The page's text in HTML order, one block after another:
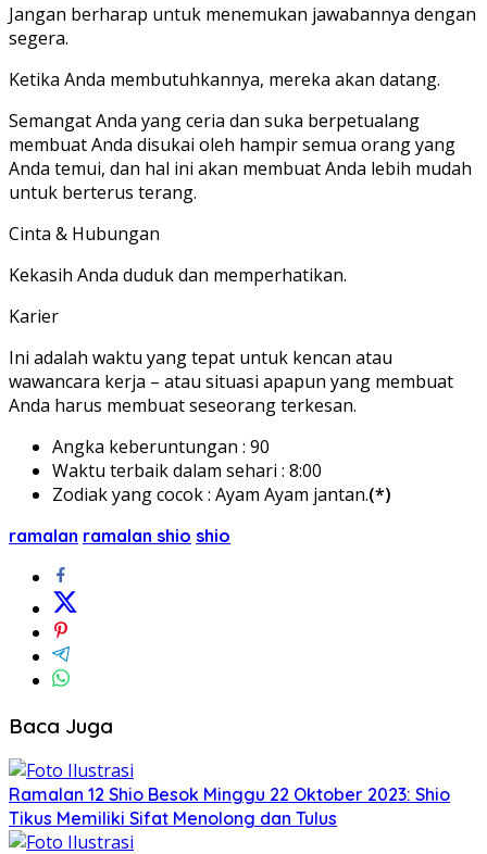
Jangan berharap untuk menemukan jawabannya dengan
segera.
Ketika Anda membutuhkannya, mereka akan datang.
Semangat Anda yang ceria dan suka berpetualang
membuat Anda disukai oleh hampir semua orang yang
Anda temui, dan hal ini akan membuat Anda lebih mudah
untuk berterus terang.
Cinta & Hubungan
Kekasih Anda duduk dan memperhatikan.
Karier
Ini adalah waktu yang tepat untuk kencan atau
wawancara kerja – atau situasi apapun yang membuat
Anda harus membuat seseorang terkesan.
Angka keberuntungan : 90
Waktu terbaik dalam sehari : 8:00
Zodiak yang cocok : Ayam Ayam jantan.(*)
ramalan ramalan shio shio
Baca Juga
Ramalan 12 Shio Besok Minggu 22 Oktober 2023: Shio
Tikus Memiliki Sifat Menolong dan Tulus